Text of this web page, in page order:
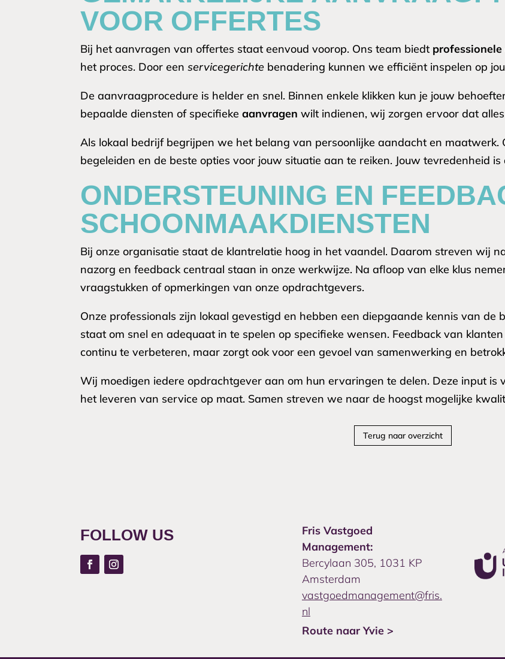
VOOR OFFERTES
Bij het aanvragen van offertes staat eenvoud voorop. Ons team biedt professionele
het proces. Door eenservicegerichte benadering kunnen we efficiënt inspelen op
De aanvraagprocedure is helder en snel. Binnen enkele klikken kun je jouw
bepaalde diensten of specifiekeaanvragen wilt indienen, wij zorgen ervoor dat
Als lokaal bedrijf begrijpen we het belang van persoonlijke aandacht en maatwerk.
begeleiden en de beste opties voor jouw situatie aan te reiken. Jouw tevredenheid is
ONDERSTEUNING EN
SCHOONMAAKDIENSTEN
Bij onze organisatie staat de klantrelatie hoog in het vaandel. Daarom streven wij
nazorg en feedback centraal staan in onze werkwijze. Na afloop van elke klus
vraagstukken of opmerkingen van onze opdrachtgevers.
Onze professionals zijn lokaal gevestigd en hebben een diepgaande kennis van de
staat om snel en adequaat in te spelen op specifieke wensen. Feedback van
continu te verbeteren, maar zorgt ook voor een gevoel van samenwerking en
Wij moedigen iedere opdrachtgever aan om hun ervaringen te delen. Deze input
het leveren van service op maat. Samen streven we naar de hoogst mogelijke
Terug naar overzicht
FOLLOW US
Fris Vastgoed
Management:
Bercylaan 305, 1031 KP
Amsterdam
vastgoedmanagement@fris.
nl
Route naar Yvie >